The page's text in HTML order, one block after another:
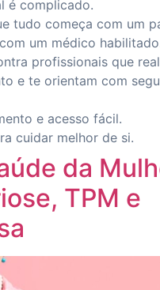
é complicado.
tudo começa com um
um médico
profissionais que
e te orientam com
e acesso fácil.
cuidar melhor de si.
da
TPM e